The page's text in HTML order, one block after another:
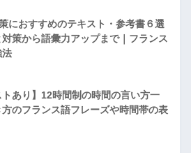
におすすめのテキスト・参考書６選
対策から語彙力アップまで｜フランス
法
トあり】12時間制の時間の言い方一
方のフランス語フレーズや時間帯の表